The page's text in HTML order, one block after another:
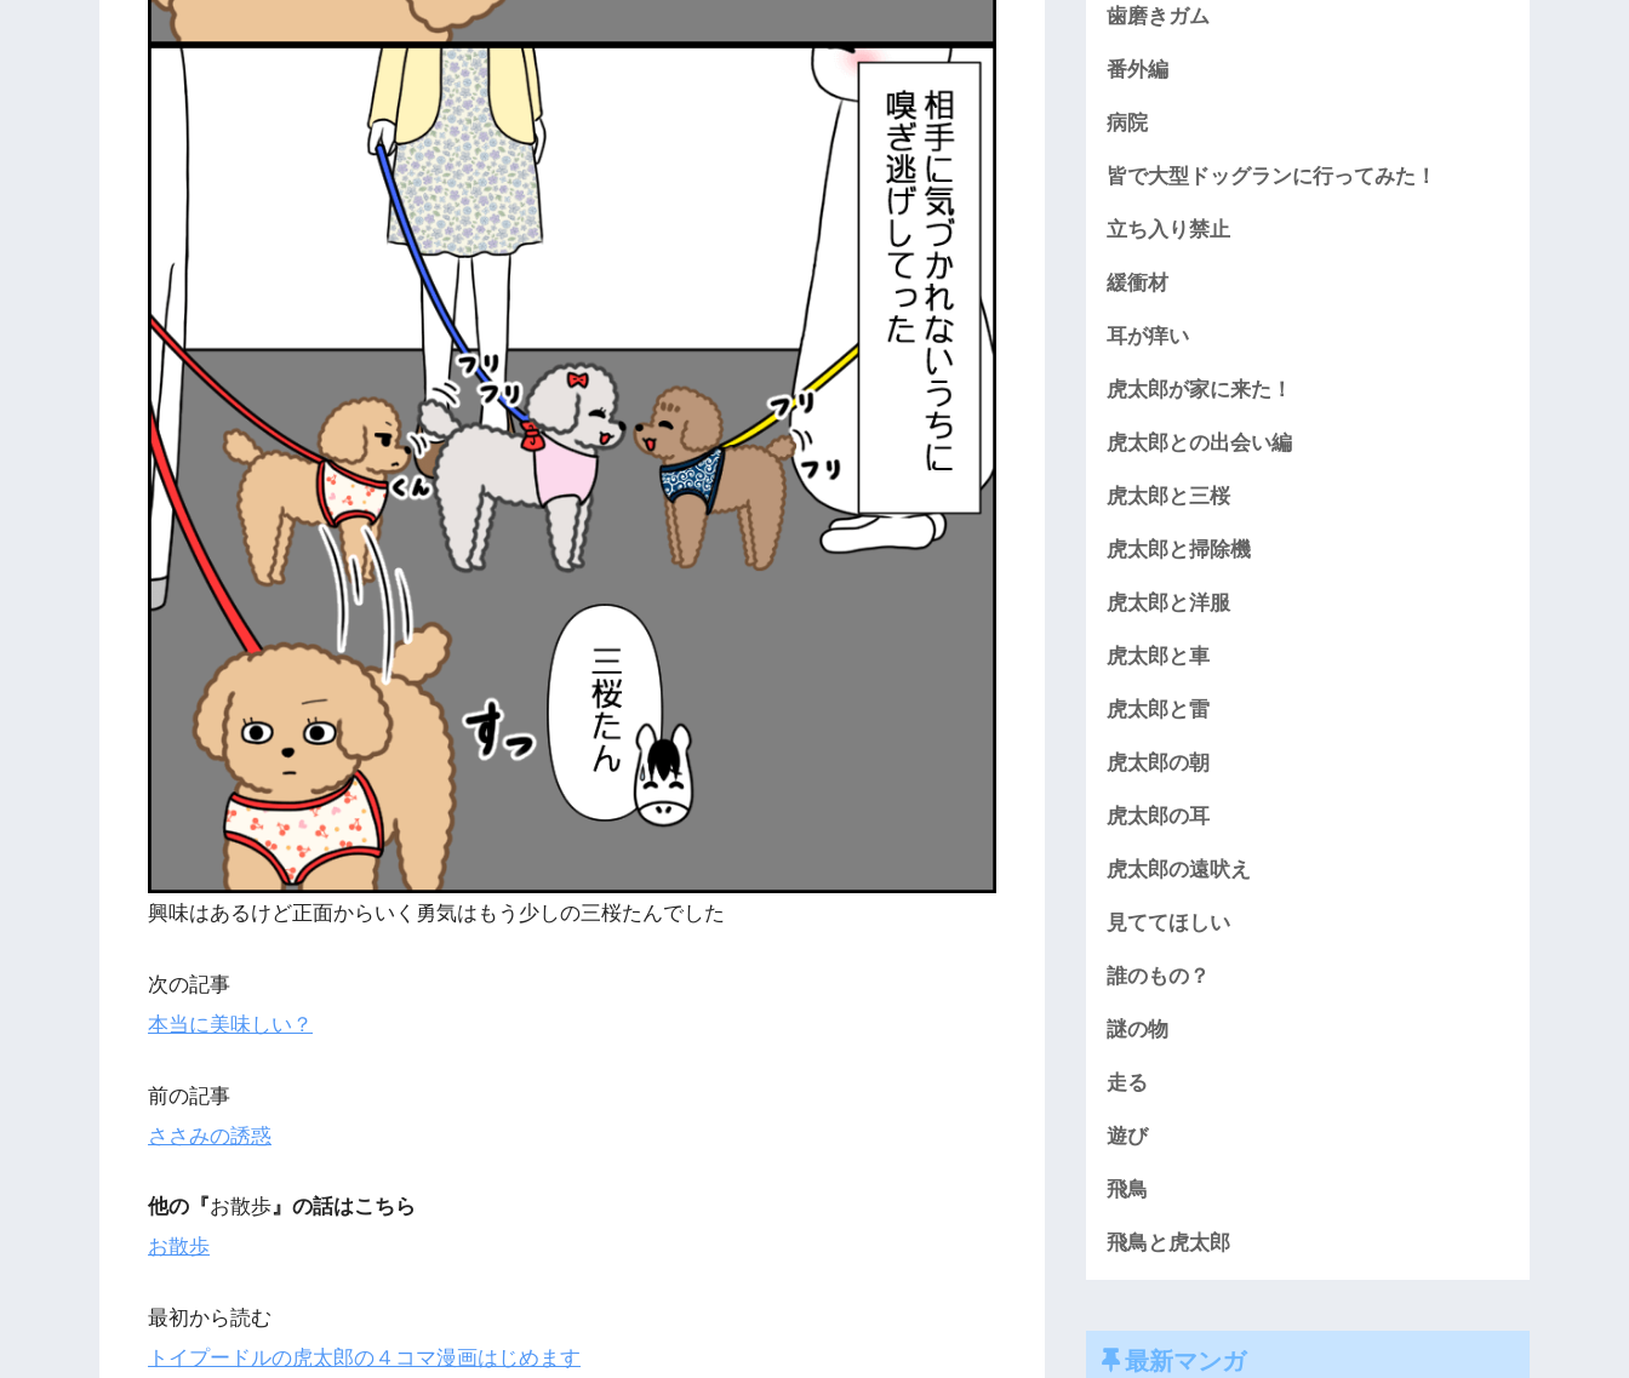
興味はあるけど正面からいく勇気はもう少しの三桜たんでした
次の記事
本当に美味しい？
前の記事
ささみの誘惑
他の『お散歩』の話はこちら
お散歩
最初から読む
トイプードルの虎太郎の４コマ漫画はじめます
歯磨きガム
番外編
病院
皆で大型ドッグランに行ってみた！
立ち入り禁止
緩衝材
耳が痒い
虎太郎が家に来た！
虎太郎との出会い編
虎太郎と三桜
虎太郎と掃除機
虎太郎と洋服
虎太郎と車
虎太郎と雷
虎太郎の朝
虎太郎の耳
虎太郎の遠吠え
見ててほしい
誰のもの？
謎の物
走る
遊び
飛鳥
飛鳥と虎太郎
最新マンガ